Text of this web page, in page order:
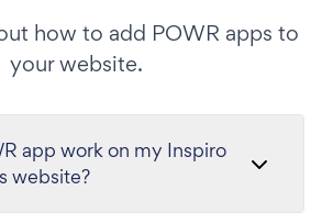
how to add POWR apps to
your website.
app work on my Inspiro
website?